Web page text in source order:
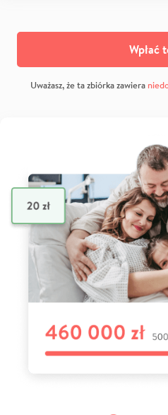
Wpłać
Uważasz, że ta zbiórka zawiera